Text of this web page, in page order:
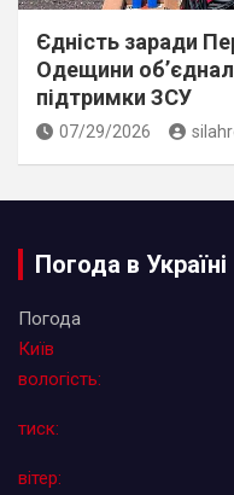
Єдність заради
Одещини
підтримки ЗСУ
07/29/2026
Погода в Україні
Погода
Київ
вологість:
тиск:
вітер: